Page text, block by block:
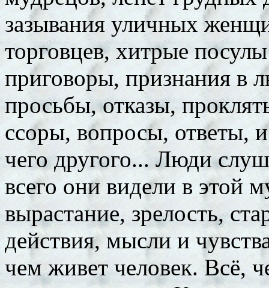
зазывания уличных
торговцев, хитрые
приговоры, признания в
просьбы, отказы,
ссоры, вопросы, ответы,
чего другого... Люди
всего они видели в этой
вырастание, зрелость,
действия, мысли и
чем живет человек. Всё,